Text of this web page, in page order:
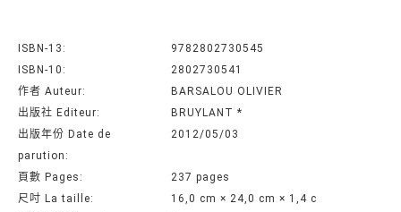
ISBN-13:
9782802730545
ISBN-10:
2802730541
作者 Auteur:
BARSALOU OLIVIER
出版社 Editeur:
BRUYLANT *
出版年份 Date de
parution:
2012/05/03
頁數 Pages:
237 pages
尺吋 La taille:
16,0 cm × 24,0 cm × 1,4 c